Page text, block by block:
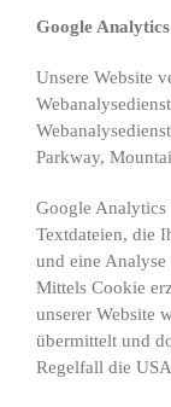
Google Analytics
Unsere Website
Parkway,
Google Analytics
Textdateien, die
und eine
Mittels Cookie
unserer Website
übermittelt und
Regelfall die